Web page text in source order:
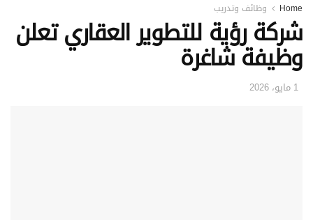
Home وظائف وتدريب
شركة رؤية للتطوير العقاري تعلن
وظيفة شاغرة
1 مايو، 2026